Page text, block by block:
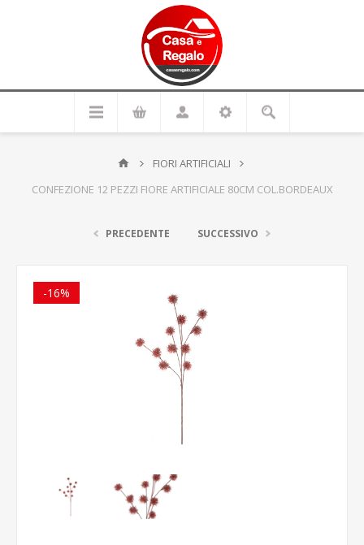
FIORI ARTIFICIALI
CONFEZIONE 12 PEZZI FIORE ARTIFICIALE 80CM COL.BORDEAUX
PRECEDENTE SUCCESSIVO
-16%